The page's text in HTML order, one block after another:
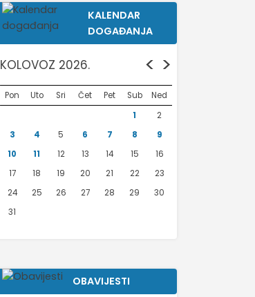
KALENDAR
DOGAĐANJA
KOLOVOZ 2026. < >
Pon Uto Sri Čet Pet Sub
Ned
1
2
3
4 5 6 7 8
9
10
11 12 13 14 15
16
17
18 19 20 21 22
23
24
25 26 27 28 29
30
31
OBAVIJESTI